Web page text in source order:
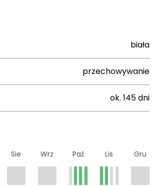
biała
przechowywanie
ok. 145 dni
Sie Wrz Paź Lis Gru